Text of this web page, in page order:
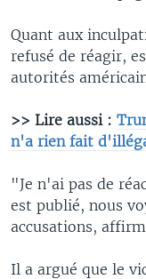
Quant aux
refusé de réagir,
autorités
>> Lire aussi :
n'a rien fait
"Je n'ai pas de
est publié, nous
accusations,
Il a argué que le